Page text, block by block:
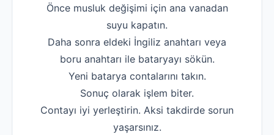
‌Önce musluk değişimi için ana vanadan
suyu kapatın.
‌Daha sonra eldeki İngiliz anahtarı veya
boru anahtarı ile bataryayı sökün.
‌Yeni batarya contalarını takın.
‌Sonuç olarak işlem biter.
‌Contayı iyi yerleştirin. Aksi takdirde sorun
yaşarsınız.